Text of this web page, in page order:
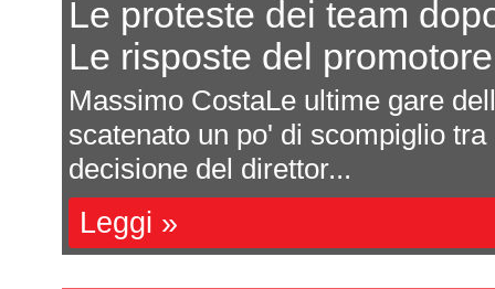
dopo Most
Krenek
gare della F4 CEZ hanno
tra i team. Qualche
8
In